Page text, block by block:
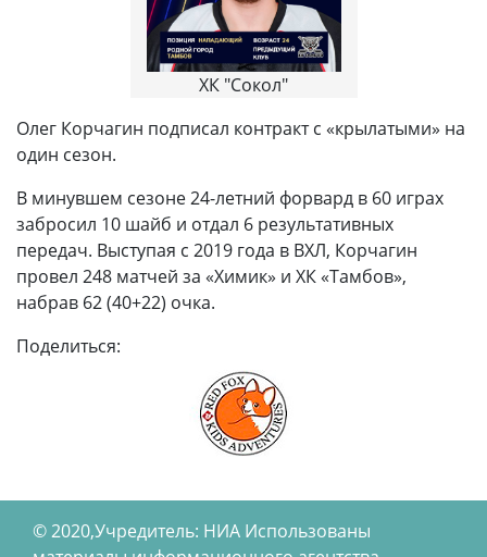
ХК "Сокол"
Олег Корчагин подписал контракт с «крылатыми» на
один сезон.
В минувшем сезоне 24-летний форвард в 60 играх
забросил 10 шайб и отдал 6 результативных
передач. Выступая с 2019 года в ВХЛ, Корчагин
провел 248 матчей за «Химик» и ХК «Тамбов»,
набрав 62 (40+22) очка.
Поделиться:
© 2020,Учредитель: НИА Использованы